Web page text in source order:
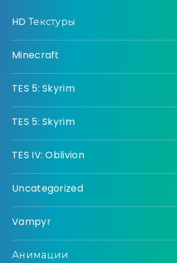
HD Текстуры
Minecraft
TES 5: Skyrim
TES 5: Skyrim
TES IV: Oblivion
Uncategorized
Vampyr
Анимации